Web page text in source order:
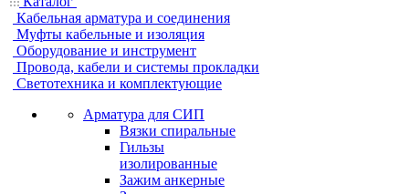
Кабельная арматура и соединения
Муфты кабельные и изоляция
Оборудование и инструмент
Провода, кабели и системы прокладки
Светотехника и комплектующие
Арматура для СИП
Вязки спиральные
Гильзы
изолированные
Зажим анкерные